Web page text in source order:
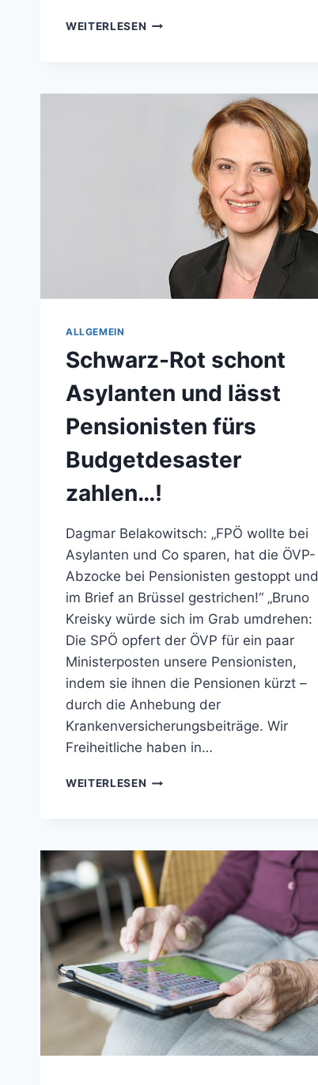
WEITERLESEN BELAKOWITSCH:
FACHKRÄFTE“
ALLGEMEIN
Schwarz-Rot schont
Asylanten und lässt
Pensionisten fürs
Budgetdesaster
zahlen…!
Dagmar Belakowitsch: „FPÖ wollte bei
Asylanten und Co sparen, hat die ÖVP-
Abzocke bei Pensionisten gestoppt und
im Brief an Brüssel gestrichen!“ „Bruno
Kreisky würde sich im Grab umdrehen:
Die SPÖ opfert der ÖVP für ein paar
Ministerposten unsere Pensionisten,
indem sie ihnen die Pensionen kürzt –
durch die Anhebung der
Krankenversicherungsbeiträge. Wir
Freiheitliche haben in…
WEITERLESEN SCHWARZ-
LÄSST
PENSIONISTEN
FÜRS
BUDGETDESASTER
ZAHLEN…!